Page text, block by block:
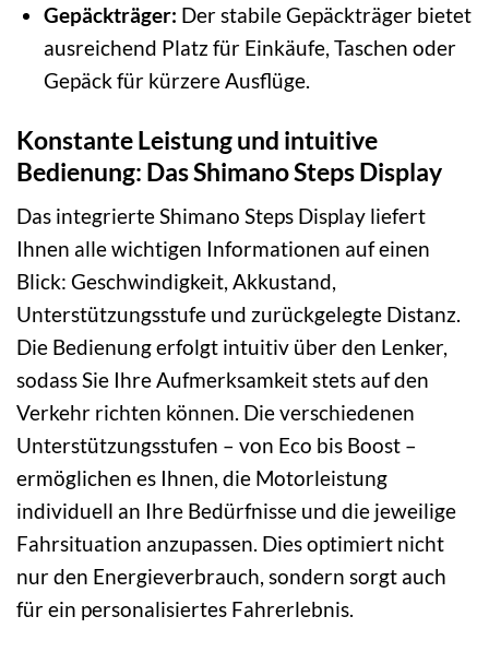
Gepäckträger: Der stabile Gepäckträger bietet
ausreichend Platz für Einkäufe, Taschen oder
Gepäck für kürzere Ausflüge.
Konstante Leistung und intuitive
Bedienung: Das Shimano Steps Display
Das integrierte Shimano Steps Display liefert
Ihnen alle wichtigen Informationen auf einen
Blick: Geschwindigkeit, Akkustand,
Unterstützungsstufe und zurückgelegte Distanz.
Die Bedienung erfolgt intuitiv über den Lenker,
sodass Sie Ihre Aufmerksamkeit stets auf den
Verkehr richten können. Die verschiedenen
Unterstützungsstufen – von Eco bis Boost –
ermöglichen es Ihnen, die Motorleistung
individuell an Ihre Bedürfnisse und die jeweilige
Fahrsituation anzupassen. Dies optimiert nicht
nur den Energieverbrauch, sondern sorgt auch
für ein personalisiertes Fahrerlebnis.